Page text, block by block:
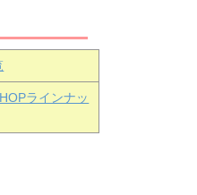
田花丸
しずく
ラインナッ